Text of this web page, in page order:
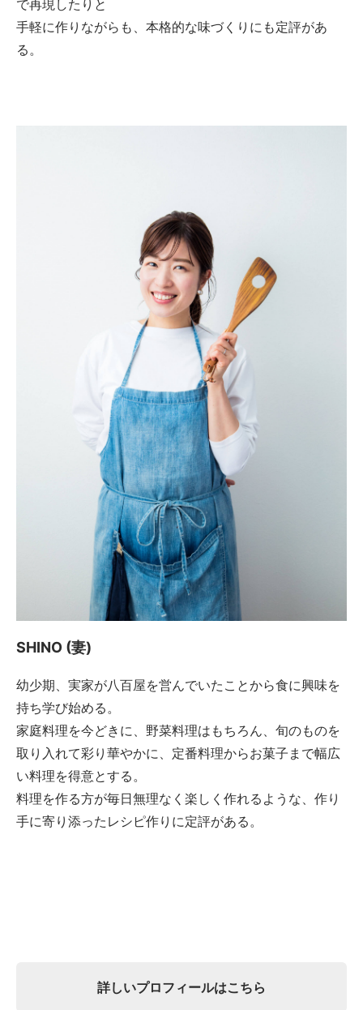
で再現したりと
手軽に作りながらも、本格的な味づくりにも定評があ
る。
SHINO (妻)
幼少期、実家が八百屋を営んでいたことから食に興味を
持ち学び始める。
家庭料理を今どきに、野菜料理はもちろん、旬のものを
取り入れて彩り華やかに、定番料理からお菓子まで幅広
い料理を得意とする。
料理を作る方が毎日無理なく楽しく作れるような、作り
手に寄り添ったレシピ作りに定評がある。
詳しいプロフィールはこちら